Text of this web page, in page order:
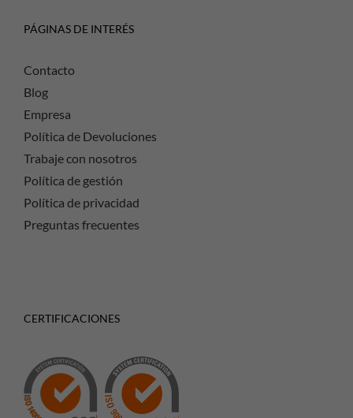
PÁGINAS DE INTERÉS
Contacto
Blog
Empresa
Política de Devoluciones
Trabaje con nosotros
Política de gestión
Política de privacidad
Preguntas frecuentes
CERTIFICACIONES